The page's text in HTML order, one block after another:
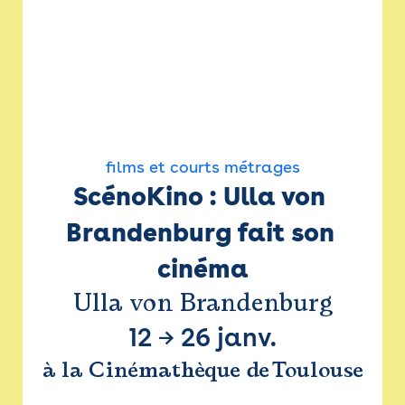
films et courts métrages
ScénoKino : Ulla von
Brandenburg fait son
cinéma
Ulla von Brandenburg
12 → 26 janv.
à la Cinémathèque de Toulouse